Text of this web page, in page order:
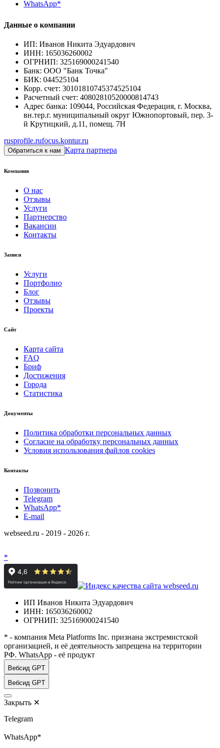
WhatsApp*
Данные о компании
ИП: Иванов Никита Эдуардович
ИНН: 165036260002
ОГРНИП: 325169000241540
Банк: ООО "Банк Точка"
БИК: 044525104
Корр. счет: 30101810745374525104
Расчетный счет: 40802810520000814743
Адрес банка: 109044, Российская Федерация, г. Москва,
вн.тер.г. муниципальный округ Южнопортовый, пер. 3-
й Крутицкий, д.11, помещ. 7Н
rusprofile.rufocus.kontur.ru
Обратиться к нам Карта партнера
Компания
О нас
Отзывы
Услуги
Партнерство
Вакансии
Контакты
Записи
Услуги
Портфолио
Блог
Отзывы
Проекты
Сайт
Карта сайта
FAQ
Бриф
Достижения
Города
Статистика
Документы
Политика обработки персональных данных
Согласие на обработку персональных данных
Условия использования файлов cookies
Контакты
Позвонить
Telegram
WhatsApp*
E-mail
webseed.ru - 2019 - 2026 г.
*
ИП Иванов Никита Эдуардович
ИНН: 165036260002
ОГРНИП: 325169000241540
* - компания Meta Platforms Inc. признана экстремистской
организацией, и её деятельность запрещена на территории
РФ. WhatsApp - её продукт
Вебсид GPT
Вебсид GPT
Закрыть ✕
Telegram
WhatsApp*